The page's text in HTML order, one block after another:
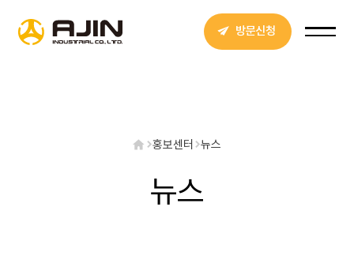
방문신청
홍보센터 뉴스
뉴스